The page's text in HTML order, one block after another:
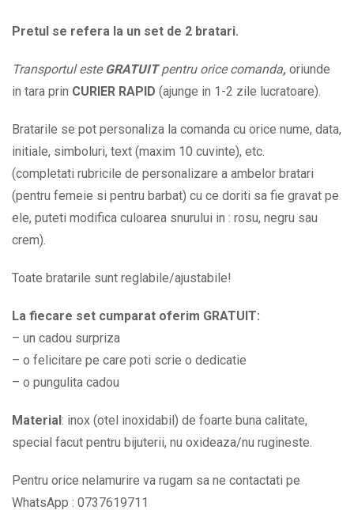
banut
si
data
la
alegere
BPC516
quantity
Pretul se refera la un set de 2 bratari.
Transportul esteGRATUITpentru orice comanda, oriunde
in tara prin CURIER RAPID (ajunge in 1-2 zile lucratoare).
Bratarile se pot personaliza la comanda cu orice nume, data,
initiale, simboluri, text (maxim 10 cuvinte), etc.
(completati rubricile de personalizare a ambelor bratari
(pentru femeie si pentru barbat) cu ce doriti sa fie gravat pe
ele, puteti modifica culoarea snurului in : rosu, negru sau
crem).
Toate bratarile sunt reglabile/ajustabile!
La fiecare set cumparat oferim GRATUIT:
– un cadou surpriza
– o felicitare pe care poti scrie o dedicatie
– o pungulita cadou
Material : inox (otel inoxidabil) de foarte buna calitate,
special facut pentru bijuterii, nu oxideaza/nu rugineste.
Pentru orice nelamurire va rugam sa ne contactati pe
WhatsApp : 0737619711